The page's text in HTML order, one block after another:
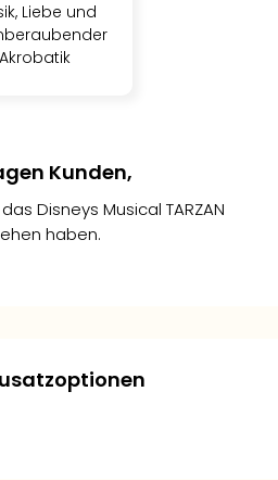
Liebe und
Akrobatik
Kunden,
Disneys Musical TARZAN
haben.